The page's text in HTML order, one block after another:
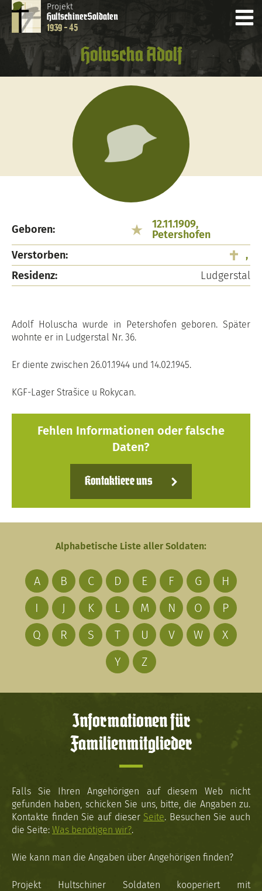
Projekt
HultschinerSoldaten
1939 - 45
Holuscha Adolf
Geboren:
12.11.1909,
Petershofen
Verstorben:
,
Residenz:
Ludgerstal
Adolf Holuscha wurde in Petershofen geboren. Später
wohnte er in Ludgerstal Nr. 36.
Er diente zwischen 26.01.1944 und 14.02.1945.
KGF-Lager Strašice u Rokycan.
Fehlen Informationen oder falsche
Daten?
Kontaktiere uns
Alphabetische Liste aller Soldaten:
A B C D E F G
H
I
J K L M N O
P
Q
R S T U V W
X
Y
Z
Informationen für
Familienmitglieder
Falls Sie Ihren Angehörigen auf diesem Web nicht
gefunden haben, schicken Sie uns, bitte, die Angaben zu.
Kontakte finden Sie auf dieser Seite. Besuchen Sie auch
die Seite: Was benötigen wir?.
Wie kann man die Angaben über Angehörigen finden?
Projekt Hultschiner Soldaten kooperiert mit